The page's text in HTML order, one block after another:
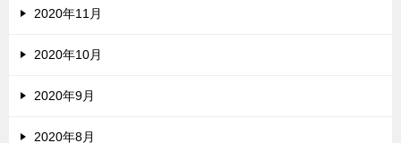
2020年11月
2020年10月
2020年9月
2020年8月